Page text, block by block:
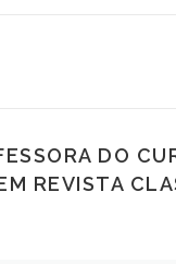
DO
REVISTA